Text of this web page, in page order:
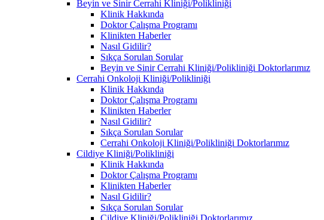
Beyin ve Sinir Cerrahi Kliniği/Polikliniği
Klinik Hakkında
Doktor Çalışma Programı
Klinikten Haberler
Nasıl Gidilir?
Sıkça Sorulan Sorular
Beyin ve Sinir Cerrahi Kliniği/Polikliniği Doktorlarımız
Cerrahi Onkoloji Kliniği/Polikliniği
Klinik Hakkında
Doktor Çalışma Programı
Klinikten Haberler
Nasıl Gidilir?
Sıkça Sorulan Sorular
Cerrahi Onkoloji Kliniği/Polikliniği Doktorlarımız
Cildiye Kliniği/Polikliniği
Klinik Hakkında
Doktor Çalışma Programı
Klinikten Haberler
Nasıl Gidilir?
Sıkça Sorulan Sorular
Cildiye Kliniği/Polikliniği Doktorlarımız